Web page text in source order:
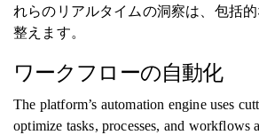
れらのリアルタイムの洞察は、包括
整えます。
ワークフローの自動化
The platform’s automation engine uses
optimize tasks, processes, and workflows